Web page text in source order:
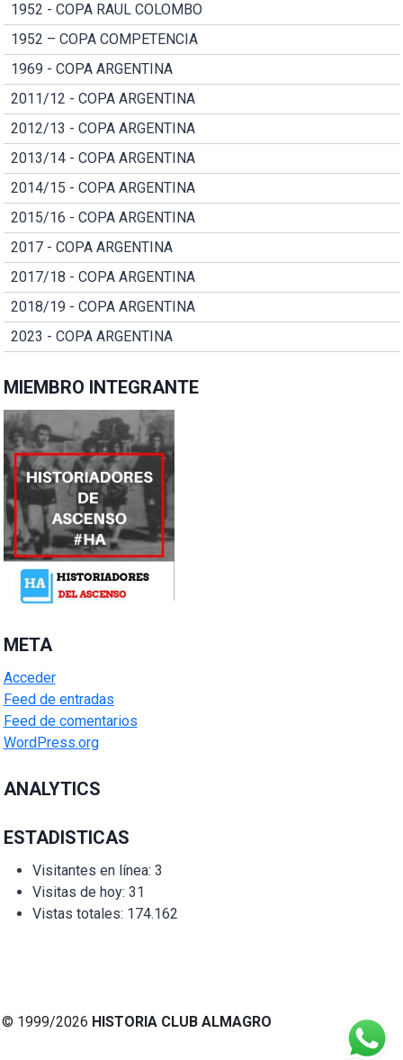
1952 - COPA RAUL COLOMBO
1952 – COPA COMPETENCIA
1969 - COPA ARGENTINA
2011/12 - COPA ARGENTINA
2012/13 - COPA ARGENTINA
2013/14 - COPA ARGENTINA
2014/15 - COPA ARGENTINA
2015/16 - COPA ARGENTINA
2017 - COPA ARGENTINA
2017/18 - COPA ARGENTINA
2018/19 - COPA ARGENTINA
2023 - COPA ARGENTINA
MIEMBRO INTEGRANTE
META
Acceder
Feed de entradas
Feed de comentarios
WordPress.org
ANALYTICS
ESTADISTICAS
Visitantes en línea: 3
Visitas de hoy: 31
Vistas totales: 174.162
© 1999/2026 HISTORIA CLUB ALMAGRO